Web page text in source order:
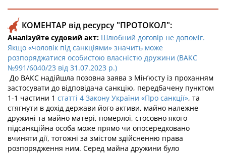
КОМЕНТАР від ресурсу "ПРОТОКОЛ":
Аналізуйте судовий акт: Шлюбний договір не допоміг.
Якщо «чоловік під санкціями» значить може
розпоряджатися особистою власністю дружини (ВАКС
№991/6040/23 від 31.07.2023 р.)
До ВАКС надійшла позовна заява з Мін’юсту із проханням
застосувати до відповідача санкцію, передбачену пунктом
1-1 частини 1 статті 4 Закону України «Про санкції», та
стягнути в дохід держави його активи, майно належне
дружині та майно матері, померлої, стосовно якого
підсанкційна особа може прямо чи опосередковано
вчиняти дії, тотожні за змістом здійсненню права
розпорядження ним. Серед майна дружини було